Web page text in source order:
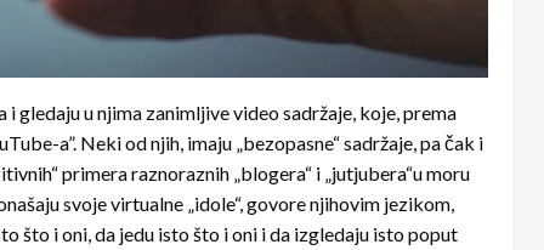
u njima zanimljive video sadržaje, koje, prema
a”. Neki od njih, imaju „bezopasne“ sadržaje, pa čak i
primera raznoraznih „blogera“ i „jutjubera“u moru
svoje virtualne „idole“, govore njihovim jezikom,
što i oni, da jedu isto što i oni i da izgledaju isto poput